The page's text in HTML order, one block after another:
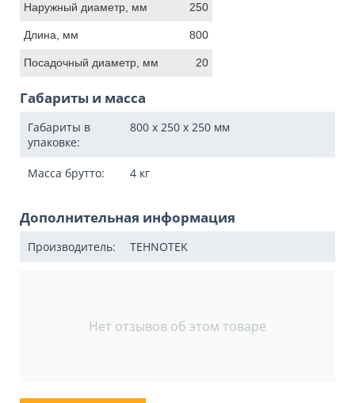
Наружный диаметр, мм 250
Длина, мм 800
Посадочный диаметр, мм 20
Габариты и масса
Габариты в
упаковке:
800 x 250 x 250 мм
Масса брутто: 4 кг
Дополнительная информация
Производитель: TEHNOTEK
Нет отзывов об этом товаре